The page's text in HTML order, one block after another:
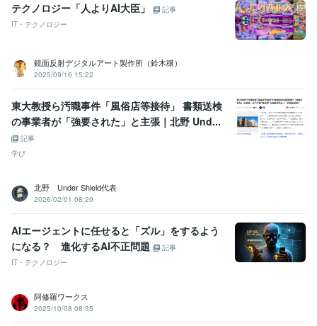
テクノロジー「人よりAI大臣」
記事
IT・テクノロジー
鏡面反射デジタルアート製作所（鈴木穣）
2025/09/16 15:22
東大教授ら汚職事件「風俗店等接待」 書類送検
の事業者が「強要された」と主張｜北野 Und...
記事
学び
北野 Under Shield代表
2026/02/01 08:20
AIエージェントに任せると「ズル」をするよう
になる？ 進化するAI不正問題
記事
IT・テクノロジー
阿修羅ワークス
2025/10/08 08:35